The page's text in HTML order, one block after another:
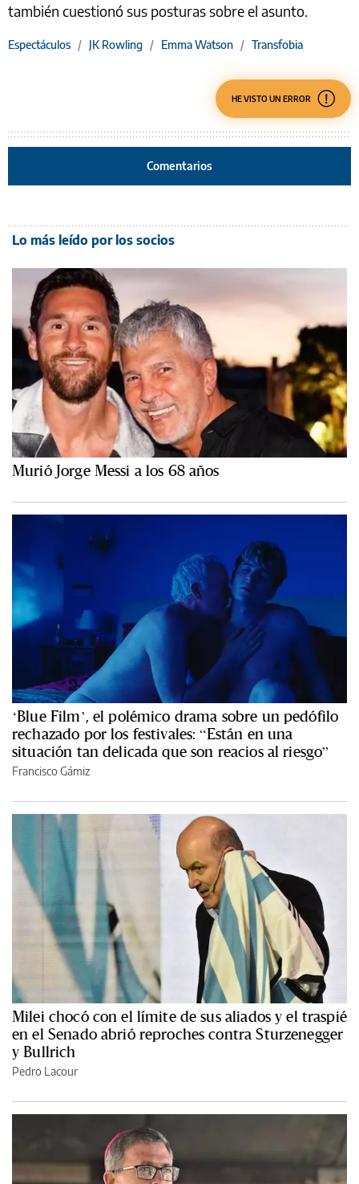
también cuestionó sus posturas sobre el asunto.
Espectáculos / JK Rowling / Emma Watson / Transfobia
HE VISTO UN ERROR
Comentarios
Lo más leído por los socios
Murió Jorge Messi a los 68 años
‘Blue Film’, el polémico drama sobre un pedófilo
rechazado por los festivales: “Están en una
situación tan delicada que son reacios al riesgo”
Francisco Gámiz
Milei chocó con el límite de sus aliados y el traspié
en el Senado abrió reproches contra Sturzenegger
y Bullrich
Pedro Lacour